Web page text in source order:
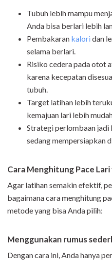
Tubuh lebih mampu
Anda bisa berlari lebih
Pembakaran kaloridan
selama berlari.
Risiko cedera pada otot
karena kecepatan
tubuh.
Target latihan lebih
kemajuan lari lebih
Strategi perlombaan jadi
sedang mempersiapkan
Cara Menghitung Pace
Agar latihan semakin efektif,
bagaimana cara menghitung
metode yang bisa Anda pilih:
Menggunakan rumus
Dengan cara ini, Anda hanya